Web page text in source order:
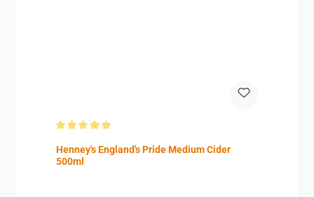
Henney's England's Pride Medium Cider
500ml